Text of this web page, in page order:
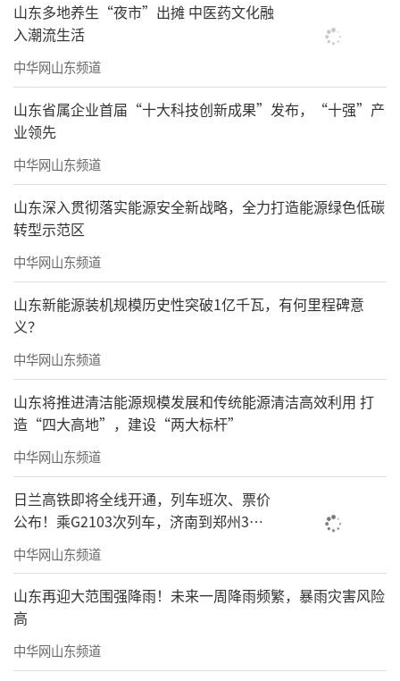
山东多地养生“夜市”出摊 中医药文化融
入潮流生活
中华网山东频道
山东省属企业首届“十大科技创新成果”发布，“十强”产
业领先
中华网山东频道
山东深入贯彻落实能源安全新战略，全力打造能源绿色低碳
转型示范区
中华网山东频道
山东新能源装机规模历史性突破1亿千瓦，有何里程碑意
义？
中华网山东频道
山东将推进清洁能源规模发展和传统能源清洁高效利用 打
造“四大高地”，建设“两大标杆”
中华网山东频道
日兰高铁即将全线开通，列车班次、票价
公布！乘G2103次列车，济南到郑州3小
时到达
中华网山东频道
山东再迎大范围强降雨！未来一周降雨频繁，暴雨灾害风险
高
中华网山东频道